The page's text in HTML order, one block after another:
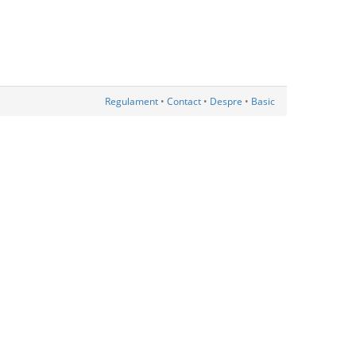
Regulament • Contact • Despre • Basic